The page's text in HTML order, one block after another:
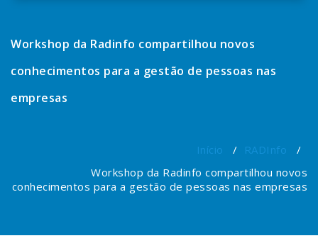
Workshop da Radinfo compartilhou novos
conhecimentos para a gestão de pessoas nas
empresas
Início / RADInfo /
Workshop da Radinfo compartilhou novos
conhecimentos para a gestão de pessoas nas empresas